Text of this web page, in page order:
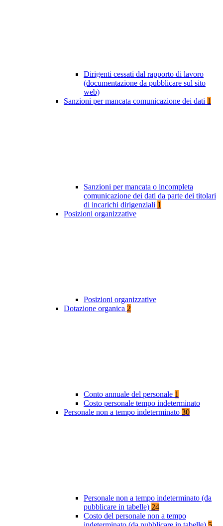
Dirigenti cessati dal rapporto di lavoro
(documentazione da pubblicare sul sito
web)
Sanzioni per mancata comunicazione dei dati 1
Sanzioni per mancata o incompleta
comunicazione dei dati da parte dei titolari
di incarichi dirigenziali 1
Posizioni organizzative
Posizioni organizzative
Dotazione organica 2
Conto annuale del personale 1
Costo personale tempo indeterminato
Personale non a tempo indeterminato 30
Personale non a tempo indeterminato (da
pubblicare in tabelle) 24
Costo del personale non a tempo